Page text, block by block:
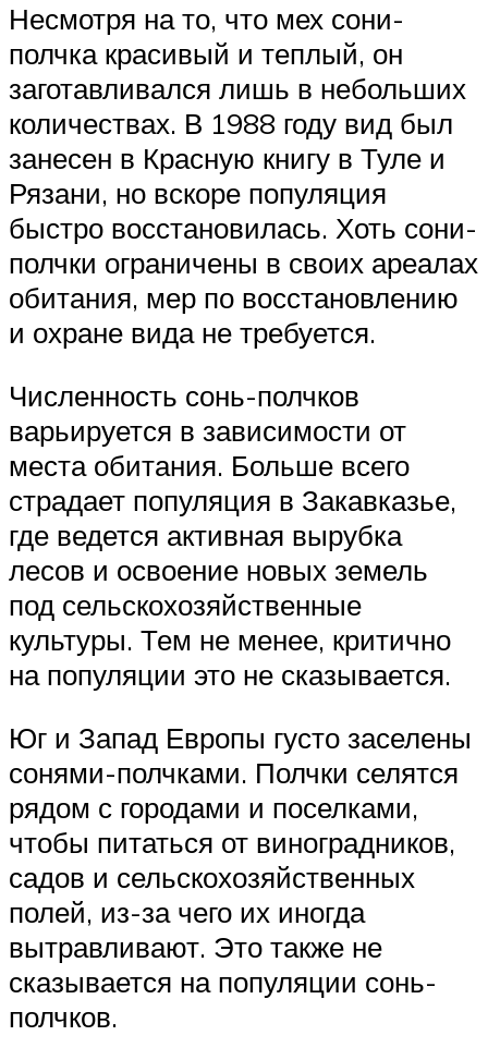
Несмотря на то, что мех сони-
полчка красивый и теплый, он
заготавливался лишь в небольших
количествах. В 1988 году вид был
занесен в Красную книгу в Туле и
Рязани, но вскоре популяция
быстро восстановилась. Хоть сони-
полчки ограничены в своих ареалах
обитания, мер по восстановлению
и охране вида не требуется.
Численность сонь-полчков
варьируется в зависимости от
места обитания. Больше всего
страдает популяция в Закавказье,
где ведется активная вырубка
лесов и освоение новых земель
под сельскохозяйственные
культуры. Тем не менее, критично
на популяции это не сказывается.
Юг и Запад Европы густо заселены
сонями-полчками. Полчки селятся
рядом с городами и поселками,
чтобы питаться от виноградников,
садов и сельскохозяйственных
полей, из-за чего их иногда
вытравливают. Это также не
сказывается на популяции сонь-
полчков.